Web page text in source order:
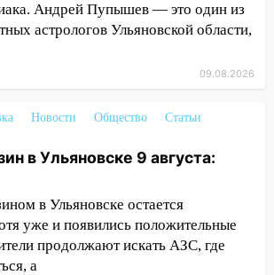
снова надвигается
топливо в
автомобили
погода будет в Ульяновской
всё может
гороскоп на 9 августа —
шанс, который нельзя
Андрей Пупышев — это один из
астрологов Ульяновской области,
09.08.2026
Новости Общество
Статьи
в Ульяновске 9 августа:
в Ульяновске остается
уже и появились положительные
продолжают искать АЗС, где
а